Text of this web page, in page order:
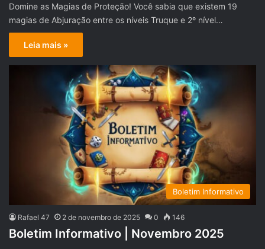
Domine as Magias de Proteção! Você sabia que existem 19
magias de Abjuração entre os níveis Truque e 2º nível…
Leia mais »
Boletim Informativo
Rafael 47 2 de novembro de 2025 0 146
Boletim Informativo | Novembro 2025